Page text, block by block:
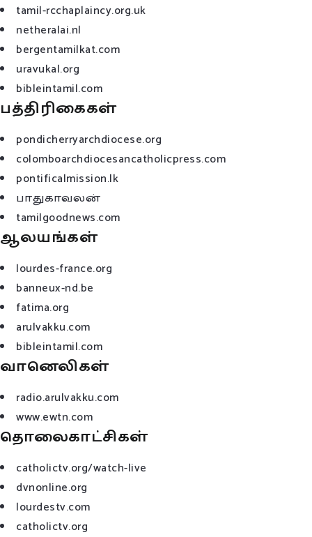
tamil-rcchaplaincy.org.uk
netheralai.nl
bergentamilkat.com
uravukal.org
bibleintamil.com
பத்திரிகைகள்
pondicherryarchdiocese.org
colomboarchdiocesancatholicpress.com
pontificalmission.lk
பாதுகாவலன்
tamilgoodnews.com
ஆலயங்கள்
lourdes-france.org
banneux-nd.be
fatima.org
arulvakku.com
bibleintamil.com
வானெலிகள்
radio.arulvakku.com
www.ewtn.com
தொலைகாட்சிகள்
catholictv.org/watch-live
dvnonline.org
lourdestv.com
catholictv.org